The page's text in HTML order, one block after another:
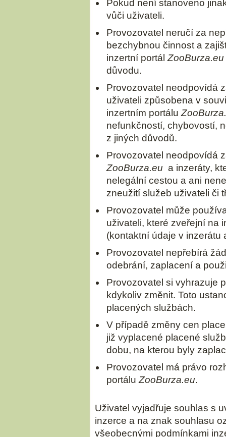
Pokud není stanoveno
vůči uživateli.
Provozovatel neručí za
bezchybnou činnost a
inzertní portál ZooBurza.eu
důvodu.
Provozovatel neodpovídá
uživateli způsobena v
inzertním portálu
nefunkčností, chybovostí,
z jiných důvodů.
Provozovatel neodpovídá
ZooBurza.eu a inzeráty,
nelegální cestou a ani
zneužití služeb uživateli či
Provozovatel může
uživateli, které zveřejní na
(kontaktní údaje v inzerátu
Provozovatel nepřebírá
odebrání, zaplacení a
Provozovatel si vyhrazuje
kdykoliv změnit. Toto
placených službách.
V případě změny cen
již vyplacené placené
dobu, na kterou byly
Provozovatel má právo
portálu ZooBurza.eu.
Uživatel vyjadřuje souhlas s
inzerce a na znak souhlasu
všeobecnými podmínkami